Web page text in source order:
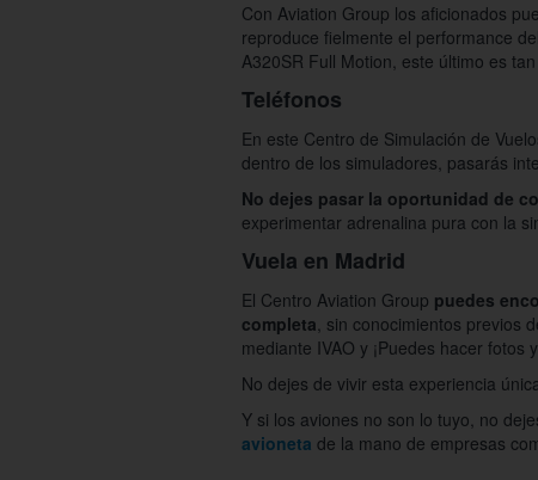
Con Aviation Group los aficionados
reproduce fielmente el performance
A320SR Full Motion, este último es
Teléfonos
En este Centro de Simulación de
dentro de los simuladores, pasarás
No dejes pasar la oportunidad de
experimentar adrenalina pura con la
Vuela en Madrid
El Centro Aviation Group puedes
completa, sin conocimientos previos
mediante IVAO y ¡Puedes hacer fotos
No dejes de vivir esta experiencia
Y si los aviones no son lo tuyo, no
avioneta de la mano de empresas